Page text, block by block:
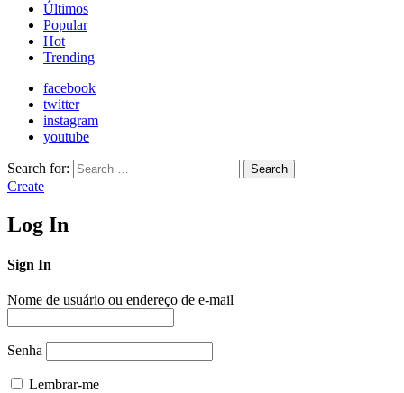
Últimos
Popular
Hot
Trending
facebook
twitter
instagram
youtube
Search for: Search
Create
Log In
Sign In
Nome de usuário ou endereço de e-mail
Senha
Lembrar-me